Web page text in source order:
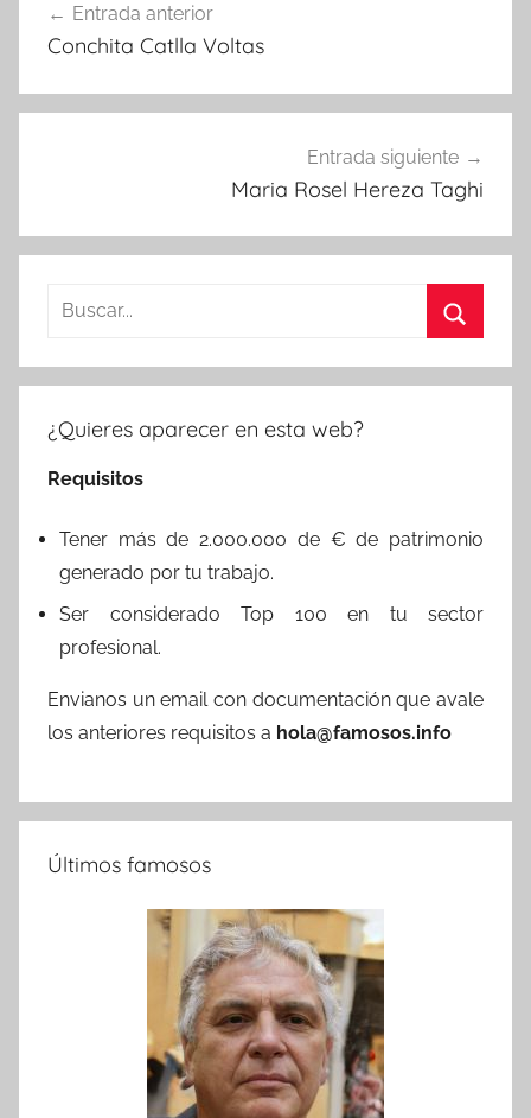
de
Entrada anterior
Conchita Catlla Voltas
Entrada siguiente
Maria Rosel Hereza Taghi
Buscar:
¿Quieres aparecer en esta web?
Requisitos
Tener más de 2.000.000 de € de patrimonio
generado por tu trabajo.
Ser considerado Top 100 en tu sector
profesional.
Envianos un email con documentación que avale
los anteriores requisitos a hola@famosos.info
Últimos famosos